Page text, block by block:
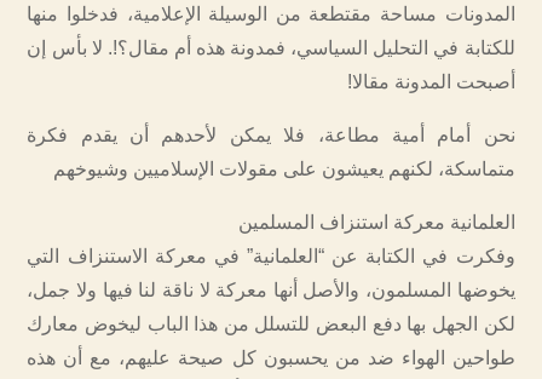
المدونات مساحة مقتطعة من الوسيلة الإعلامية، فدخلوا منها
للكتابة في التحليل السياسي، فمدونة هذه أم مقال؟!. لا بأس إن
أصبحت المدونة مقالا!
نحن أمام أمية مطاعة، فلا يمكن لأحدهم أن يقدم فكرة
متماسكة، لكنهم يعيشون على مقولات الإسلاميين وشيوخهم
العلمانية معركة استنزاف المسلمين
وفكرت في الكتابة عن “العلمانية” في معركة الاستنزاف التي
يخوضها المسلمون، والأصل أنها معركة لا ناقة لنا فيها ولا جمل،
لكن الجهل بها دفع البعض للتسلل من هذا الباب ليخوض معارك
طواحين الهواء ضد من يحسبون كل صيحة عليهم، مع أن هذه